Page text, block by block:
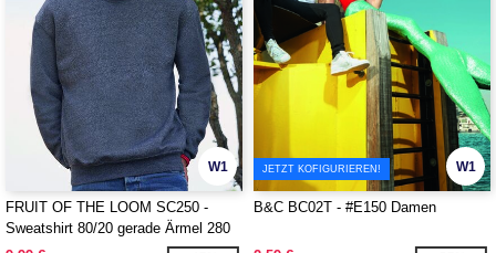
W1
FRUIT OF THE LOOM SC250 -
Sweatshirt 80/20 gerade Ärmel 280
W1
JETZT KOFIGURIEREN!
B&C BC02T - #E150 Damen